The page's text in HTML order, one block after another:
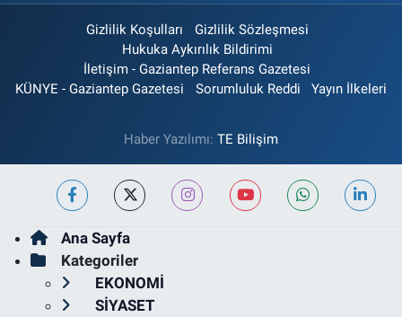
Gizlilik Koşulları
Gizlilik Sözleşmesi
Hukuka Aykırılık Bildirimi
İletişim - Gaziantep Referans Gazetesi
KÜNYE - Gaziantep Gazetesi
Sorumluluk Reddi Yayın İlkeleri
Haber Yazılımı: TE Bilişim
Ana Sayfa
Kategoriler
EKONOMİ
SİYASET